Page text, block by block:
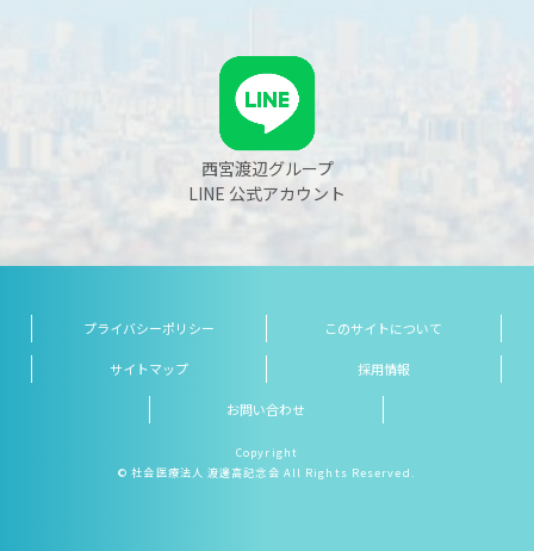
西宮渡辺グループ
LINE 公式アカウント
プライバシーポリシー このサイトについて
サイトマップ 採用情報
お問い合わせ
Copyright
© 社会医療法人 渡邊高記念会 All Rights Reserved.